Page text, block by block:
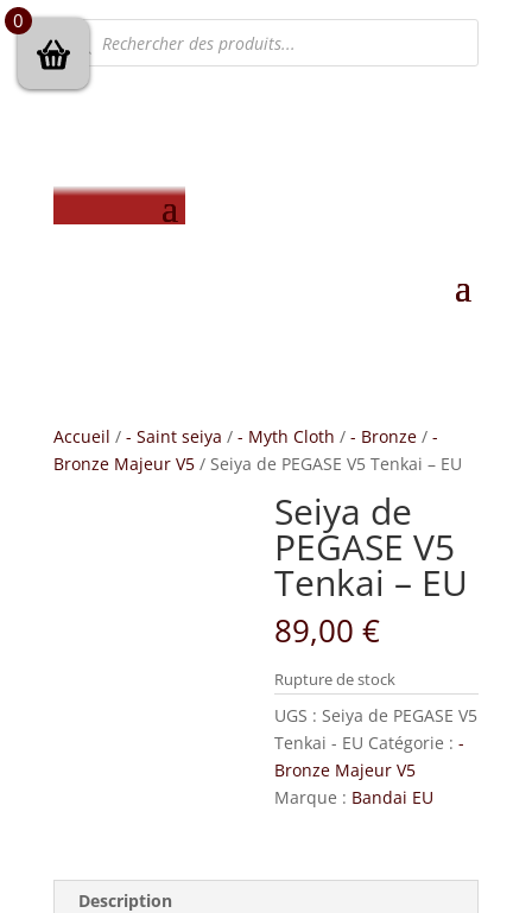
Recherche
de
produits
Accueil / - Saint seiya / - Myth Cloth / - Bronze/ -
Bronze Majeur V5/ Seiya de PEGASE V5 Tenkai – EU
Seiya de
PEGASE V5
Tenkai – EU
89,00€
Rupture de stock
UGS :Seiya de PEGASE V5
Tenkai - EU Catégorie :-
Bronze Majeur V5
Marque : Bandai EU
Description
0